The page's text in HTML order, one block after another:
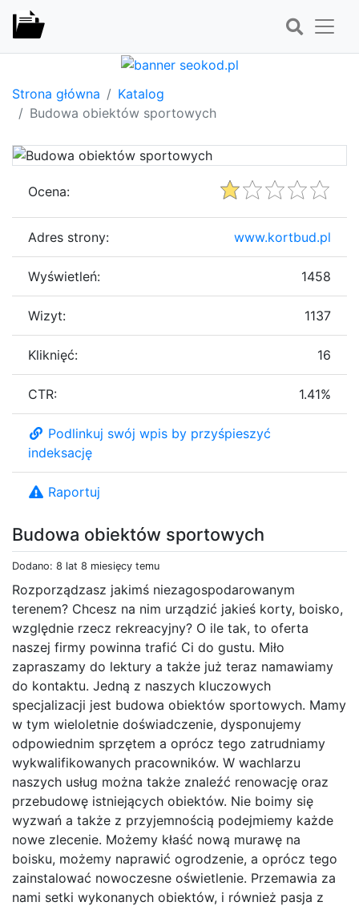
Strona główna
Katalog
Budowa obiektów sportowych
Budowa obiektów sportowych
Dodano: 8 lat 8 miesięcy temu
Rozporządzasz jakimś niezagospodarowanym
terenem? Chcesz na nim urządzić jakieś korty, boisko,
względnie rzecz rekreacyjny? O ile tak, to oferta
naszej firmy powinna trafić Ci do gustu. Miło
zapraszamy do lektury a także już teraz namawiamy
do kontaktu. Jedną z naszych kluczowych
specjalizacji jest budowa obiektów sportowych. Mamy
w tym wieloletnie doświadczenie, dysponujemy
odpowiednim sprzętem a oprócz tego zatrudniamy
wykwalifikowanych pracowników. W wachlarzu
naszych usług można także znaleźć renowację oraz
przebudowę istniejących obiektów. Nie boimy się
wyzwań a także z przyjemnością podejmiemy każde
nowe zlecenie. Możemy kłaść nową murawę na
boisku, możemy naprawić ogrodzenie, a oprócz tego
zainstalować nowoczesne oświetlenie. Przemawia za
nami setki wykonanych obiektów, i również pasja z
Ocena:
Adres strony: www.kortbud.pl
Wyświetleń: 1458
Wizyt: 1137
Kliknięć: 16
CTR: 1.41%
Podlinkuj swój wpis by przyśpieszyć
indeksację
Raportuj